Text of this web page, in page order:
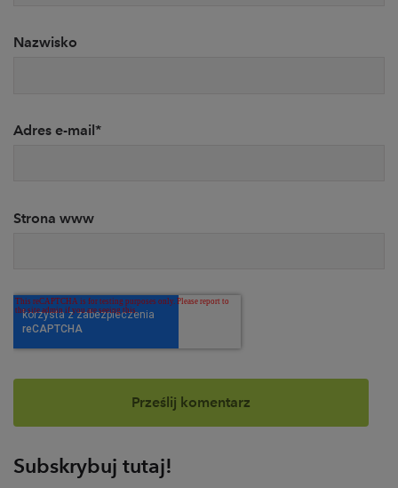
Nazwisko
Adres e-mail *
Strona www
Subskrybuj tutaj!